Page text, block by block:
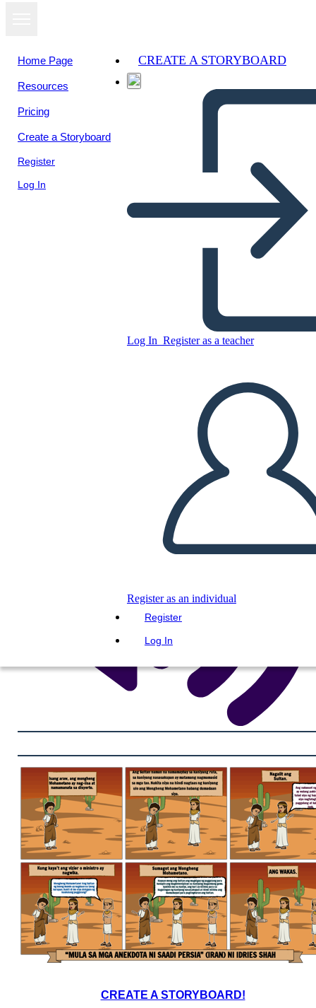
Home Page
Resources
Pricing
Create a Storyboard
Register
Log In
CREATE A STORYBOARD
Log In Register as a teacher
Register as an individual
Register
Log In
Untitled Storyboard
CREATE A STORYBOARD
PLAY SLIDESHOW
READ TO ME
View as
slideshow
CREATE A STORYBOARD!